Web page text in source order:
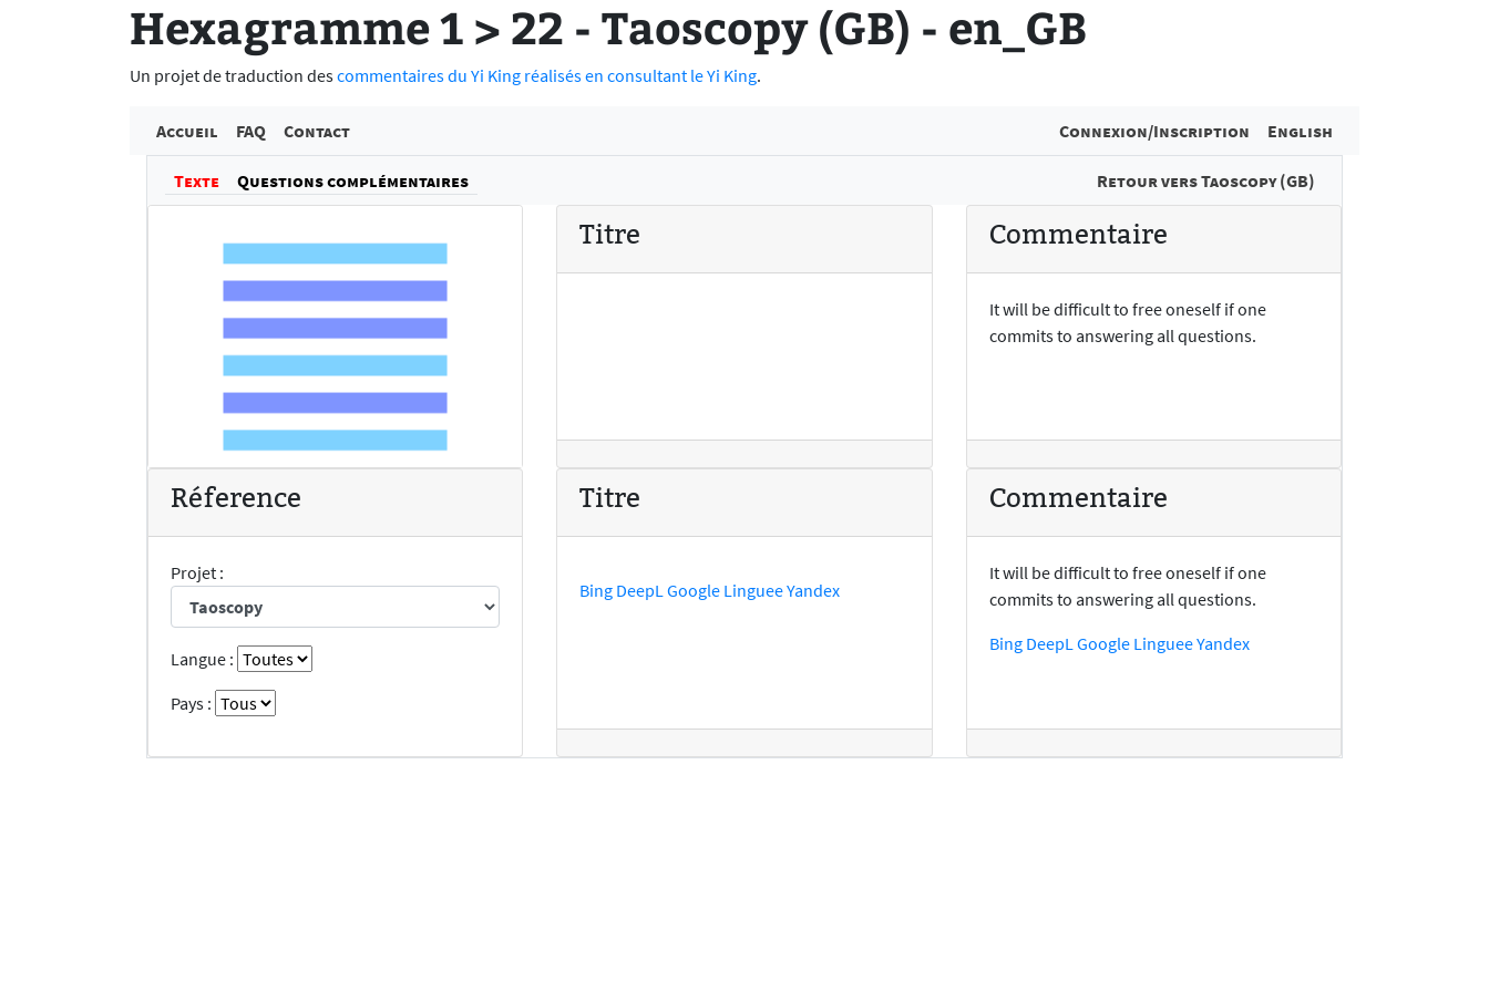
Hexagramme 1 > 22 - Taoscopy (GB) - en_GB
Un projet de traduction descommentaires du Yi King réalisés en consultant le Yi King.
Accueil FAQ Contact Connexion/Inscription English
Texte Questions complémentaires Retour vers Taoscopy (GB)
Titre Commentaire
It will be difficult to free oneself if one
commits to answering all questions.
Réference
Projet :
Langue :
Pays :
Titre
Bing DeepLGoogle LingueeYandex
Commentaire
It will be difficult to free oneself if one
commits to answering all questions.
Bing DeepLGoogle LingueeYandex